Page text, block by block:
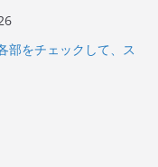
をチェックして、ス